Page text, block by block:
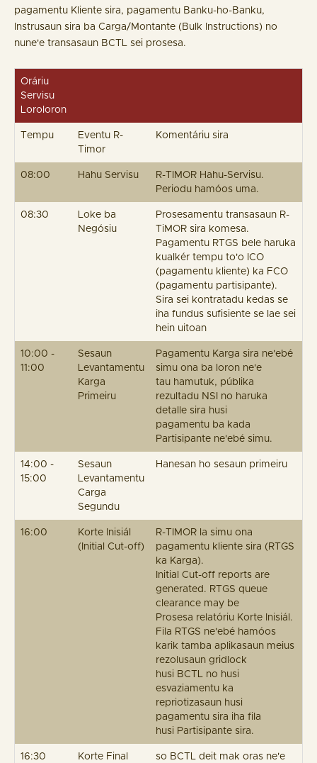
pagamentu Kliente sira, pagamentu Banku-ho-Banku,
Instrusaun sira ba Carga/Montante (Bulk Instructions) no
nune'e transasaun BCTL sei prosesa.
Oráriu
Servisu
Loroloron
Tempu
Eventu R-
Timor
Komentáriu sira
08:00 Hahu Servisu
R-TIMOR Hahu-Servisu.
Periodu hamóos uma.
08:30
Loke ba
Negósiu
Prosesamentu transasaun R-
TiMOR sira komesa.
Pagamentu RTGS bele haruka
kualkér tempu to'o ICO
(pagamentu kliente) ka FCO
(pagamentu partisipante).
Sira sei kontratadu kedas se
iha fundus sufisiente se lae sei
hein uitoan
10:00 -
11:00
Sesaun
Levantamentu
Karga
Primeiru
Pagamentu Karga sira ne'ebé
simu ona ba loron ne'e
tau hamutuk, públika
rezultadu NSI no haruka
detalle sira husi
pagamentu ba kada
Partisipante ne'ebé simu.
14:00 -
15:00
Sesaun
Levantamentu
Carga
Segundu
Hanesan ho sesaun primeiru
16:00
Korte Inisiál
(Initial Cut-off)
R-TIMOR la simu ona
pagamentu kliente sira (RTGS
ka Karga).
Initial Cut-off reports are
generated. RTGS queue
clearance may be
Prosesa relatóriu Korte Inisiál.
Fila RTGS ne'ebé hamóos
karik tamba aplikasaun meius
rezolusaun gridlock
husi BCTL no husi
esvaziamentu ka
repriotizasaun husi
pagamentu sira iha fila
husi Partisipante sira.
16:30 Korte Final
so BCTL deit mak oras ne'e